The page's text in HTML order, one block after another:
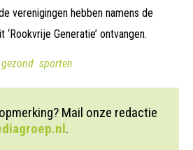
verenigingen hebben namens de
Generatie’ ontvangen.
gezond sporten
Mail onze redactie
.